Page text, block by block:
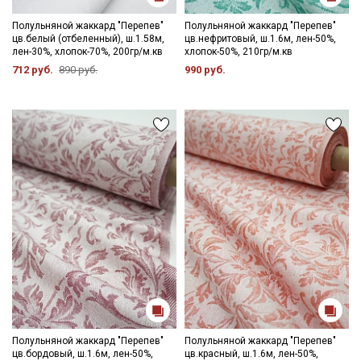
Цветопередача может отличаться от оригинального цвета
ткани в зависимости от настроек вашего монитора и в
зависимости от партии тон ткани может отличаться.
Полульняной жаккард "Перепев"
цв.белый (отбеленный), ш.1.58м,
лен-30%, хлопок-70%, 200гр/м.кв
712 руб. 890 руб.
Полульняной жаккард "Перепев"
цв.нефритовый, ш.1.6м, лен-50%,
хлопок-50%, 210гр/м.кв
990 руб.
Полульняной жаккард "Перепев"
цв.бордовый, ш.1.6м, лен-50%,
Полульняной жаккард "Перепев"
цв.красный, ш.1.6м, лен-50%,